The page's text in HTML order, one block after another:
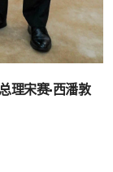
理宋赛·西潘敦